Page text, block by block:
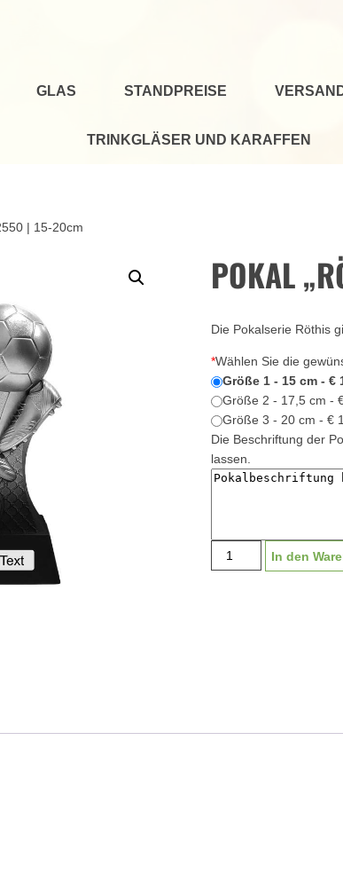
GLAS STANDPREISE
TRINKGLÄSER UND KARAFFEN
| 15-20cm
POKAL
Die Pokalserie Röthis
*Wählen Sie die
Größe 1 - 15 cm - €
Größe 2 - 17,5 cm -
Größe 3 - 20 cm - €
Die Beschriftung der
lassen.
Pokal
"Röthis"
In den